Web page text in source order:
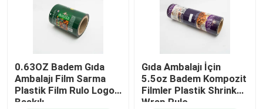
0.63OZ Badem Gıda
Ambalajı Film Sarma
Plastik Film Rulo Logo
Baskılı
Gıda Ambalajı İçin
5.5oz Badem Kompozit
Filmler Plastik Shrink
Wrap Rulo